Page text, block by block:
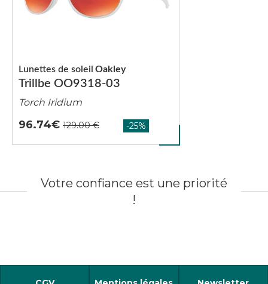
Trillbe OO9318-03
Lunettes de soleil Oakley
Torch Iridium
96.74
Votre confiance est une priorité
!